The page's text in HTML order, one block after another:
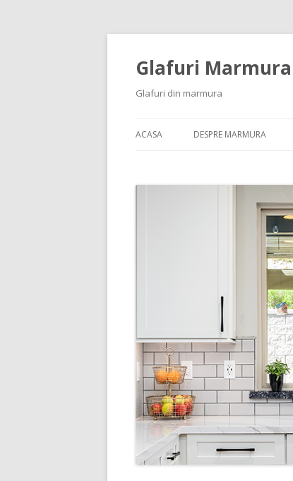
Glafuri Marmura
Glafuri din marmura
ACASA DESPRE MARMURA